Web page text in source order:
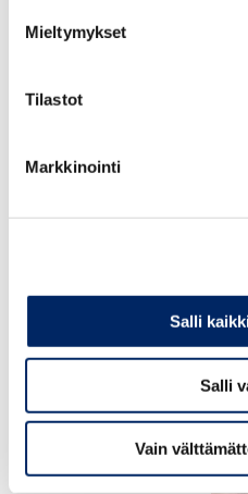
Mieltymykset
Tilastot
Markkinointi
Salli
Salli
Vain
company’s strategy,
development efforts.
discount: we offer a
participants from the same